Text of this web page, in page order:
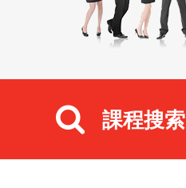
課程搜索